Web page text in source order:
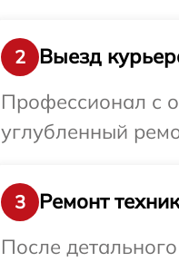
2
Выезд
Профессионал с
углубленный
3
Ремонт
После